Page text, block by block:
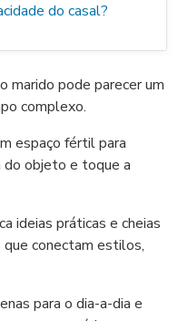
do casal?
marido pode parecer um
complexo.
espaço fértil para
do objeto e toque a
ideias práticas e cheias
que conectam estilos,
para o dia-a-dia e